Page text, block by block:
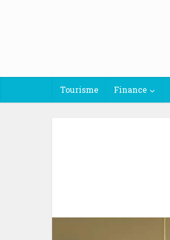
Tourisme Finance